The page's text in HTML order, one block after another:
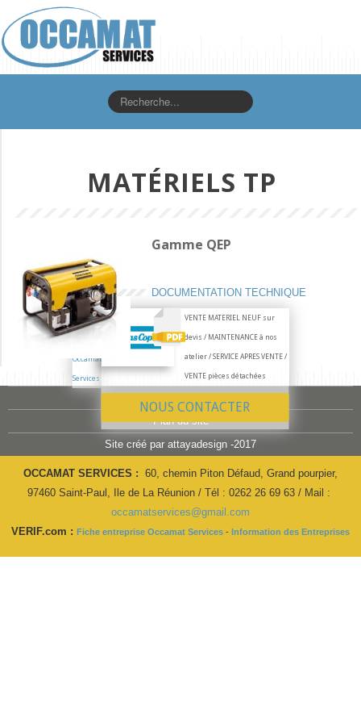
Occamat
Services
VENTE MATERIEL NEUF sur
devis / MAINTENANCE à nos
atelier / SERVICE APRES VENTE /
VENTE pièces détachées
NOUS CONTACTER
Rechercher
MATÉRIELS TP
Gamme QEP
DOCUMENTATION TECHNIQUE
Mentions légales
Plan du site
Site créé par attayadesign -2017
OCCAMAT SERVICES : 60, chemin Piton Défaud, Grand pourpier,
97460 Saint-Paul, Ile de La Réunion / Tél : 0262 26 69 63 / Mail :
occamatservices@gmail.com
VERIF.com : Fiche entreprise Occamat Services - Information des Entreprises